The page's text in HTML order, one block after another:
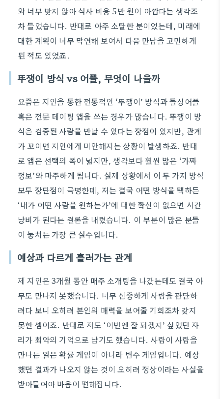
와 너무 맞지 않아 식사 비용 5만 원이 아깝다는 생각조
차 들었습니다. 반대로 아주 소탈한 분이었는데, 미래에
대한 계획이 너무 막연해 보여서 다음 만남을 고민하게
된 적도 있었죠.
뚜쟁이 방식 vs 어플, 무엇이 나을까
요즘은 지인을 통한 전통적인 ‘뚜쟁이’ 방식과 돌싱어플
혹은 전문 데이팅 앱을 쓰는 경우가 많습니다. 뚜쟁이 방
식은 검증된 사람을 만날 수 있다는 장점이 있지만, 관계
가 꼬이면 지인에게 미안해지는 상황이 발생하죠. 반대
로 앱은 선택의 폭이 넓지만, 생각보다 훨씬 많은 ‘가짜
정보’와 마주하게 됩니다. 실제 상황에서 이 두 가지 방식
모두 장단점이 극명한데, 저는 결국 어떤 방식을 택하든
‘내가 어떤 사람을 원하는가’에 대한 확신이 없으면 시간
낭비가 된다는 결론을 내렸습니다. 이 부분이 많은 분들
이 놓치는 가장 큰 실수입니다.
예상과 다르게 흘러가는 관계
제 지인은 3개월 동안 매주 소개팅을 나갔는데도 결국 아
무도 만나지 못했습니다. 너무 신중하게 사람을 판단하
려다 보니 오히려 본인의 매력을 보여줄 기회조차 갖지
못한 셈이죠. 반대로 저도 ‘이번엔 잘 되겠지’ 싶었던 자
리가 최악의 기억으로 남기도 했습니다. 사람이 사람을
만나는 일은 확률 게임이 아니라 변수 게임입니다. 예상
했던 결과가 나오지 않는 것이 오히려 정상이라는 사실을
받아들여야 마음이 편해집니다.